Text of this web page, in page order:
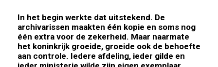
In het begin werkte dat uitstekend. De
archivarissen maakten één kopie en soms nog
één extra voor de zekerheid. Maar naarmate
het koninkrijk groeide, groeide ook de behoefte
aan controle. Iedere afdeling, ieder gilde en